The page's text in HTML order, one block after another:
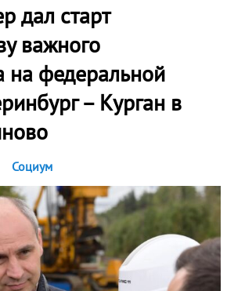
дал старт
важного
на федеральной
– Курган в
Социум